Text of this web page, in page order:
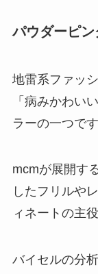
パウダーピ
地雷系ファッ
「病みかわい
ラーの一つです
mcmが展開す
したフリルや
ィネートの主
バイセルの分